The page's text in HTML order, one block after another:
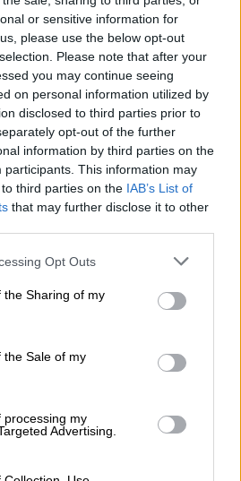
or sensitive information for
please use the below opt-out
Please note that after your
you may continue seeing
on personal information utilized by
disclosed to third parties prior to
opt-out of the further
information by third parties on the
participants. This information may
third parties on the IAB’s List of
that may further disclose it to other
app uses one or more Google
usage behaviour. You may click to
Google and its third-party tags to
purposes in below Google
Opt Outs
the Sharing of my
the Sale of my
processing my
Advertising.
21:08
αρνητές στην Κρήτη:
στο σχολείο
τους
σημείο να
το σύνολο σχεδόν των
ανεμβολίαστο.
Αυτή είναι η
για εκείνους που
διάφορα. Άρα δεν έπεσε
δηλώνει ιερέας.
κάποιοι,